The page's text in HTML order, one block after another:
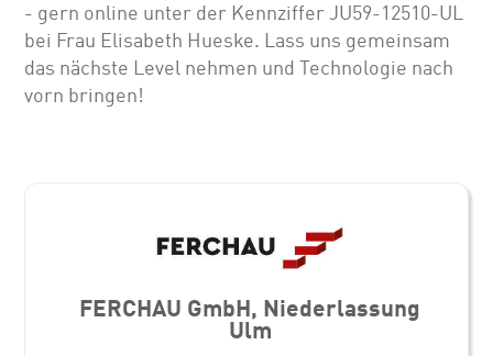
- gern online unter der Kennziffer JU59-12510-UL
bei Frau Elisabeth Hueske. Lass uns gemeinsam
das nächste Level nehmen und Technologie nach
vorn bringen!
FERCHAU GmbH, Niederlassung
Ulm